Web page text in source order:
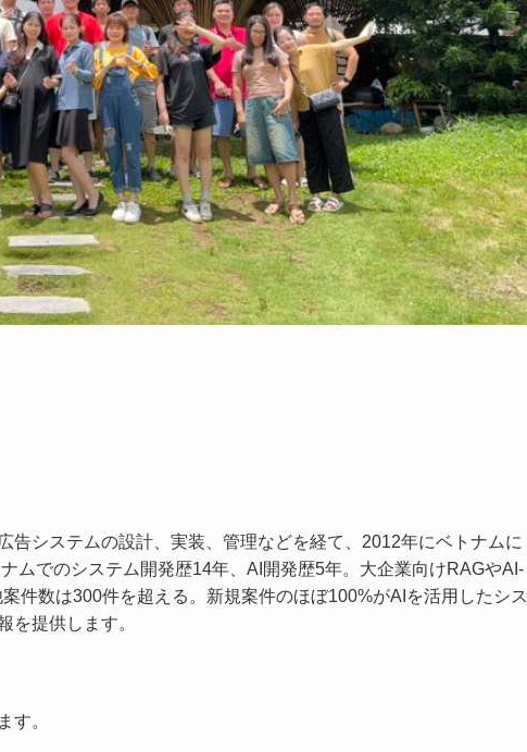
告システムの設計、実装、管理などを経て、2012年にベトナムに
ムでのシステム開発歴14年、AI開発歴5年。大企業向けRAGやAI-
件数は300件を超える。新規案件のほぼ100%がAIを活用したシス
を提供します。
す。